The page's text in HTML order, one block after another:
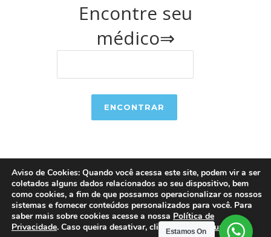
Encontre seu
médico⇒
Oftalmocenter- Todos os direitos reservados.
Aviso de Cookies: Quando você acessa este site, podem vir a ser
coletados alguns dados relacionados ao seu dispositivo, bem
como cookies, a fim de que possamos operacionalizar os nossos
sistemas e fornecer conteúdos personalizados para você. Para
saber mais sobre cookies acesse a nossa Política de
Privacidade. Caso queira desativar, clique emConfigurações
Estamos On